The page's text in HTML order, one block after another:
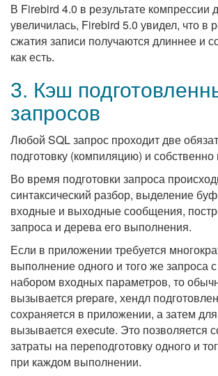
В Firebird 4.0 в результате компрессии
увеличилась, Firebird 5.0 увидел, что в
сжатия записи получаются длиннее и
как есть.
3. Кэш
запросов
Любой SQL запрос проходит две
подготовку (компиляцию) и
Во время подготовки запроса
синтаксический разбор, выделение
входные и выходные сообщения,
запроса и дерева его выполнения.
Если в приложении требуется
выполнение одного и того же запроса
набором входных параметров, то
вызывается prepare, хендл
сохраняется в приложении, а затем
вызывается execute. Это позволяется
затраты на переподготовку одного и
при каждом выполнении.